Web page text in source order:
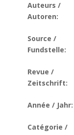
Auteurs /
Autoren:
Source /
Fundstelle:
Revue /
Zeitschrift:
Année / Jahr:
Catégorie /